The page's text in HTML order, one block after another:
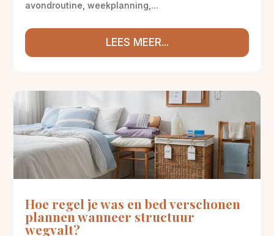
avondroutine, weekplanning,...
LEES MEER...
Hoe regel je was en bed verschonen
plannen wanneer structuur
wegvalt?